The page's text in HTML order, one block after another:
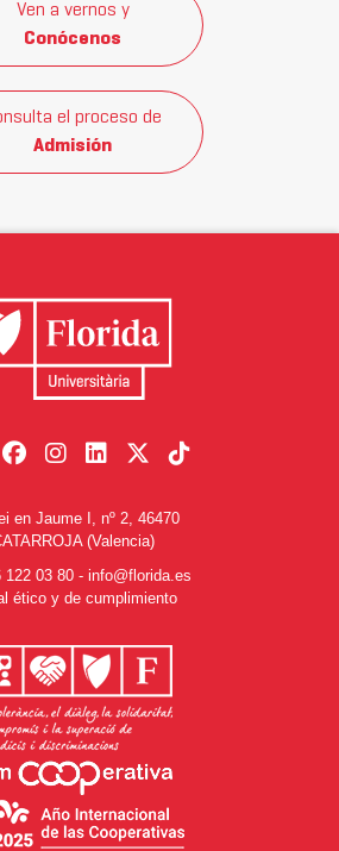
Ven a vernos y
Conócenos
el proceso de
Admisión
en Jaume I, nº 2, 46470
(Valencia)
122 03 80 - info@florida.es
ético y de cumplimiento